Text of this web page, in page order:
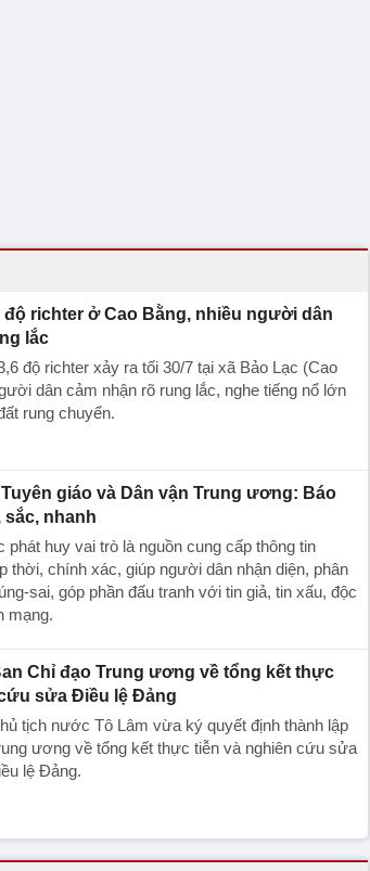
độ richter ở Cao Bằng, nhiều người dân
lắc
độ richter xảy ra tối 30/7 tại xã Bảo Lạc (Cao
dân cảm nhận rõ rung lắc, nghe tiếng nổ lớn
rung chuyển.
giáo và Dân vận Trung ương: Báo
sắc, nhanh
phát huy vai trò là nguồn cung cấp thông tin
thời, chính xác, giúp người dân nhận diện, phân
sai, góp phần đấu tranh với tin giả, tin xấu, độc
mạng.
Chỉ đạo Trung ương về tổng kết thực
sửa Điều lệ Đảng
tịch nước Tô Lâm vừa ký quyết định thành lập
ương về tổng kết thực tiễn và nghiên cứu sửa
lệ Đảng.